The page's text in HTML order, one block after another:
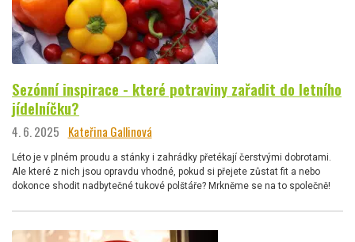
Sezónní inspirace - které potraviny zařadit do letního
jídelníčku?
4. 6. 2025 Kateřina Gallinová
Léto je v plném proudu a stánky i zahrádky přetékají čerstvými dobrotami.
Ale které z nich jsou opravdu vhodné, pokud si přejete zůstat fit a nebo
dokonce shodit nadbytečné tukové polštáře? Mrkněme se na to společně!